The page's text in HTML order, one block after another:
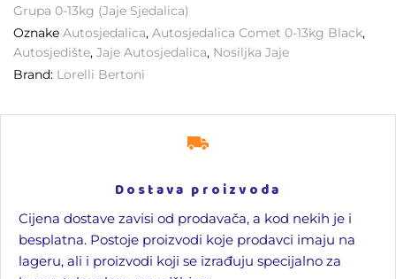
Grupa 0-13kg (jaje Sjedalica)
Oznake Autosjedalica, Autosjedalica Comet 0-13kg Black,
Autosjedište, Jaje Autosjedalica, Nosiljka Jaje
Brand: Lorelli Bertoni
Dostava proizvoda
Cijena dostave zavisi od prodavača, a kod nekih je i
besplatna. Postoje proizvodi koje prodavci imaju na
lageru, ali i proizvodi koji se izrađuju specijalno za